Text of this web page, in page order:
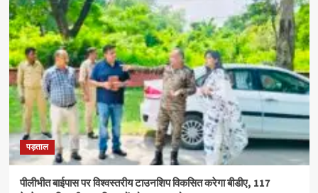
दूर
रहने
की
शपथ
पड़ताल
पीलीभीत बाईपास पर विश्वस्तरीय टाउनशिप विकसित करेगा बीडीए, 117